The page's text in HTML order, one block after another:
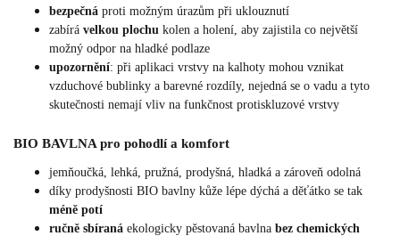
bezpečná proti možným úrazům při uklouznutí
zabírá velkou plochu kolen a holení, aby zajistila co největší
možný odpor na hladké podlaze
upozornění: při aplikaci vrstvy na kalhoty mohou vznikat
vzduchové bublinky a barevné rozdíly, nejedná se o vadu a tyto
skutečnosti nemají vliv na funkčnost protiskluzové vrstvy
BIO BAVLNA pro pohodlí a komfort
jemňoučká, lehká, pružná, prodyšná, hladká a zároveň odolná
díky prodyšnosti BIO bavlny kůže lépe dýchá a děťátko se tak
méně potí
ručně sbíraná ekologicky pěstovaná bavlna bez chemických